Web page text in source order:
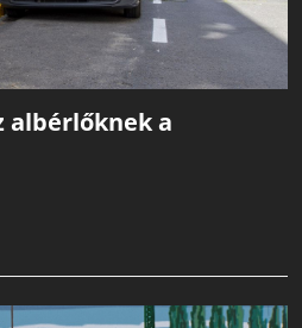
albérlőknek a